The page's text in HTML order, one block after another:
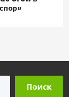
Поиск